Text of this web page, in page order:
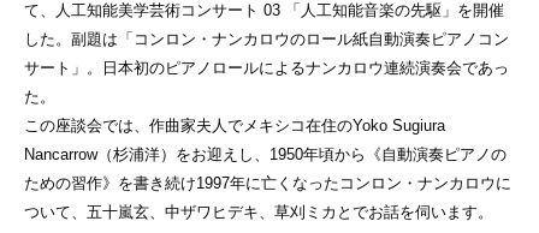
て、人工知能美学芸術コンサート 03 「人工知能音楽の先駆」を開催
した。副題は「コンロン・ナンカロウのロール紙自動演奏ピアノコン
サート」。日本初のピアノロールによるナンカロウ連続演奏会であっ
た。
この座談会では、作曲家夫人でメキシコ在住のYoko Sugiura
Nancarrow（杉浦洋）をお迎えし、1950年頃から《自動演奏ピアノの
ための習作》を書き続け1997年に亡くなったコンロン・ナンカロウに
ついて、五十嵐玄、中ザワヒデキ、草刈ミカとでお話を伺います。